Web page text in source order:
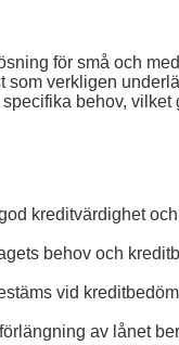
för små och
som verkligen
behov,
kreditvärdighet
behov och
vid
av lånet